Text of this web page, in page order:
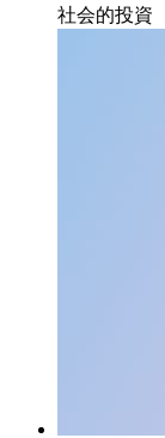
社会的投資